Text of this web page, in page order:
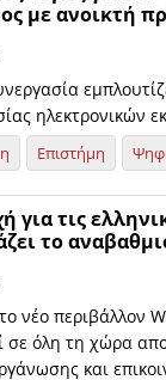
με ανοικτή
ηλεκτρονικών
Επιστήμη
για τις
το
νέο περιβάλλον
σε όλη τη χώρα
και